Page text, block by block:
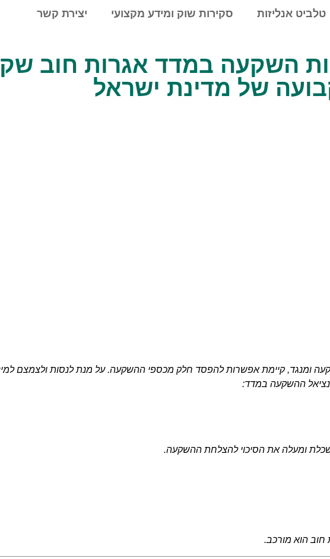
טלביט אנליזות סקירות שוק ומידע מקצועי יצירת קשר
כדאיות השקעה במדד אגרות חוב
של מדינת ישראל
ומנגד, קיימת אפשרות להפסד חלק מכספי ההשקעה. על מנת לנסות ולצמצם
ההשקעה במדד:
ומעלה את הסיכוי להצלחת ההשקעה.
חוב הוא מורכב.